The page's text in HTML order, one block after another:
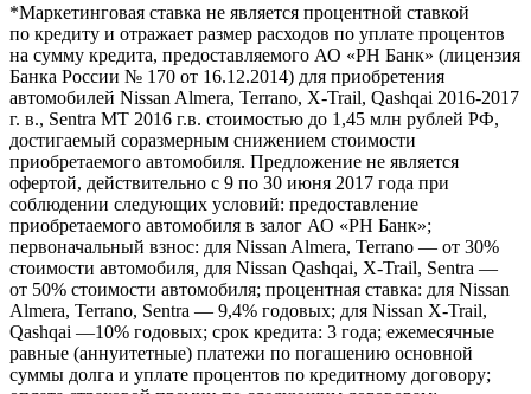
*Маркетинговая ставка не является процентной ставкой
по кредиту и отражает размер расходов по уплате процентов
на сумму кредита, предоставляемого АО «РН Банк» (лицензия
Банка России № 170 от 16.12.2014) для приобретения
автомобилей Nissan Almera, Terrano, X-Trail, Qashqai 2016-2017
г. в., Sentra MT 2016 г.в. стоимостью до 1,45 млн рублей РФ,
достигаемый соразмерным снижением стоимости
приобретаемого автомобиля. Предложение не является
офертой, действительно с 9 по 30 июня 2017 года при
соблюдении следующих условий: предоставление
приобретаемого автомобиля в залог АО «РН Банк»;
первоначальный взнос: для Nissan Almera, Terrano — от 30%
стоимости автомобиля, для Nissan Qashqai, X-Trail, Sentra —
от 50% стоимости автомобиля; процентная ставка: для Nissan
Almera, Terrano, Sentra — 9,4% годовых; для Nissan X-Trail,
Qashqai —10% годовых; срок кредита: 3 года; ежемесячные
равные (аннуитетные) платежи по погашению основной
суммы долга и уплате процентов по кредитному договору;